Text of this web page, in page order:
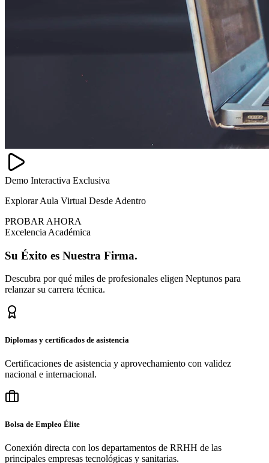
Demo Interactiva Exclusiva
Explorar Aula Virtual Desde Adentro
PROBAR AHORA
Excelencia Académica
Su Éxito es Nuestra Firma.
Descubra por qué miles de profesionales eligen Neptunos para
relanzar su carrera técnica.
Diplomas y certificados de asistencia
Certificaciones de asistencia y aprovechamiento con validez
nacional e internacional.
Bolsa de Empleo Élite
Conexión directa con los departamentos de RRHH de las
principales empresas tecnológicas y sanitarias.